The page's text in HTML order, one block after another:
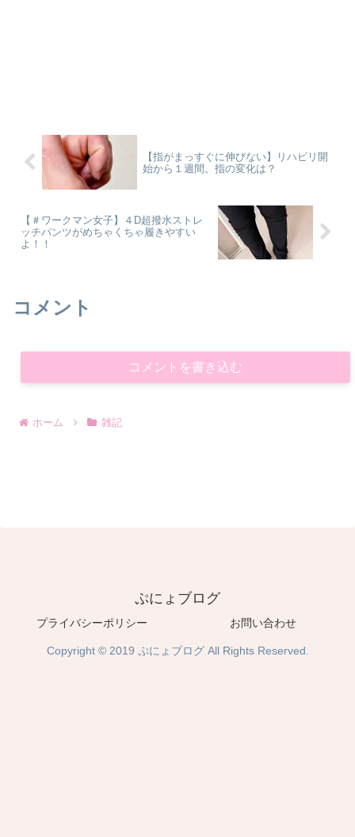
【指がまっすぐに伸びない】リハビリ開
始から１週間。指の変化は？
【＃ワークマン女子】４D超撥水ストレ
ッチパンツがめちゃくちゃ履きやすい
よ！！
コメント
コメントを書き込む
ホーム 雑記
ぷにょブログ
プライバシーポリシー お問い合わせ
Copyright © 2019 ぷにょブログ All Rights Reserved.